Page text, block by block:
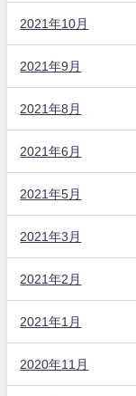
2021年10月
2021年9月
2021年8月
2021年6月
2021年5月
2021年3月
2021年2月
2021年1月
2020年11月